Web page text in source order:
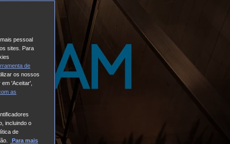
pessoal
sites. Para
de
os nossos
'Aceitar',
as
incluindo o
de
Para mais